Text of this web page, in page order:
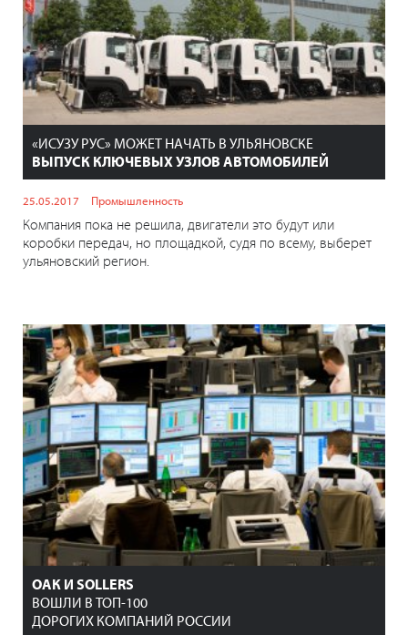
«ИСУЗУ РУС» МОЖЕТ НАЧАТЬ В УЛЬЯНОВСКЕ
ВЫПУСК КЛЮЧЕВЫХ УЗЛОВ АВТОМОБИЛЕЙ
25.05.2017 Промышленность
Компания пока не решила, двигатели это будут или
коробки передач, но площадкой, судя по всему, выберет
ульяновский регион.
ОАК И SOLLERS
ВОШЛИ В ТОП-100
ДОРОГИХ КОМПАНИЙ РОССИИ